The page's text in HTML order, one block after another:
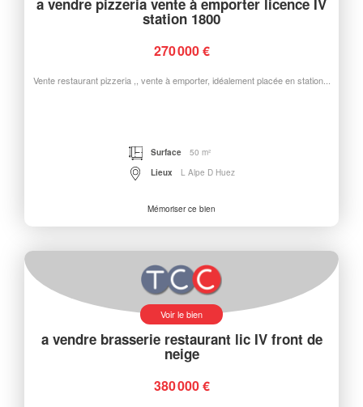
a vendre pizzeria vente à emporter licence IV
station 1800
270 000 €
Vente restaurant pizzeria ,, vente à emporter, idéalement placée en station...
Surface
50 m²
Lieux
L Alpe D Huez
Mémoriser ce bien
Voir le bien
a vendre brasserie restaurant lic IV front de
neige
380 000 €